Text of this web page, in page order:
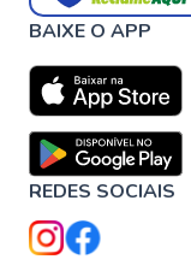
BAIXE O APP
REDES SOCIAIS